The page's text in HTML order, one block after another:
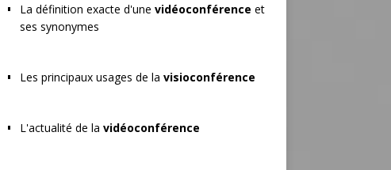
La définition exacte d'une vidéoconférence et
ses synonymes
Les principaux usages de la visioconférence
L'actualité de la vidéoconférence